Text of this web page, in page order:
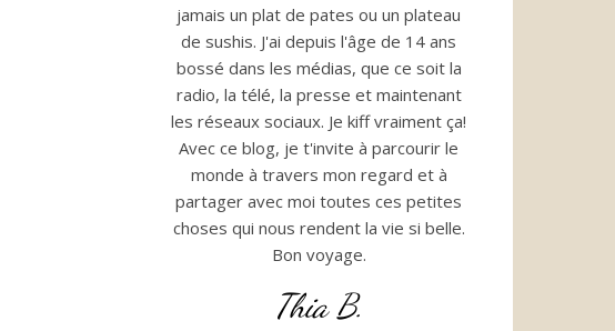
jamais un plat de pates ou un plateau
de sushis. J'ai depuis l'âge de 14 ans
bossé dans les médias, que ce soit la
radio, la télé, la presse et maintenant
les réseaux sociaux. Je kiff vraiment ça!
Avec ce blog, je t'invite à parcourir le
monde à travers mon regard et à
partager avec moi toutes ces petites
choses qui nous rendent la vie si belle.
Bon voyage.
Thia B.